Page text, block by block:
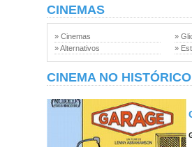
CINEMAS
» Cinemas
» Alternativos
»
»
CINEMA NO HISTÓRICO